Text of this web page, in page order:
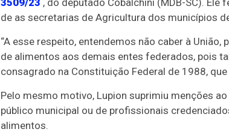
de as secretarias de Agricultura dos municípios
“A esse respeito, entendemos não caber à
de alimentos aos demais entes federados, pois
consagrado na Constituição Federal de 1988,
Pelo mesmo motivo, Lupion suprimiu menções
público municipal ou de profissionais
alimentos.